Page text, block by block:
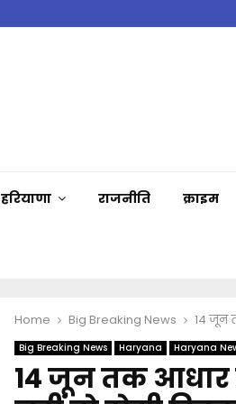
हरियाणा राजनीति क्राइम
Home Big Breaking News 14 जून
Big Breaking News Haryana Haryana
14 जून तक आधार